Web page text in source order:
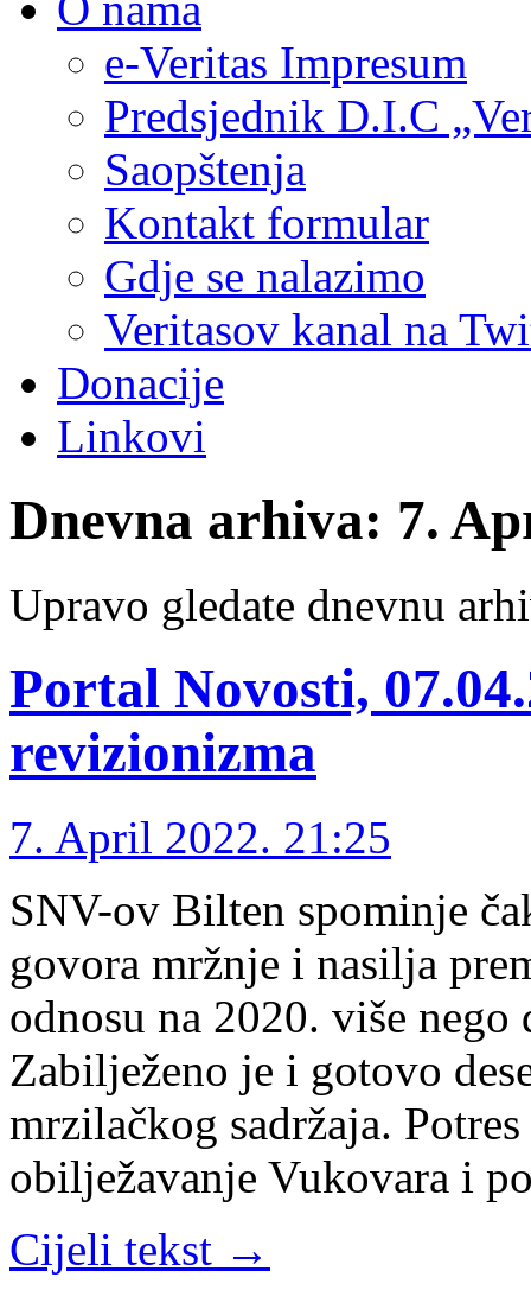
e-Veritas Impresum
Predsjednik D.I.C
Saopštenja
Kontakt formular
Gdje se nalazimo
Veritasov kanal na
Donacije
Linkovi
Dnevna arhiva: 7.
Upravo gledate dnevnu
Portal Novosti,
revizionizma
7. April 2022. 21:25
SNV-ov Bilten spominje
govora mržnje i nasilja
odnosu na 2020. više
Zabilježeno je i gotovo
mrzilačkog sadržaja.
obilježavanje Vukovara i
Cijeli tekst →